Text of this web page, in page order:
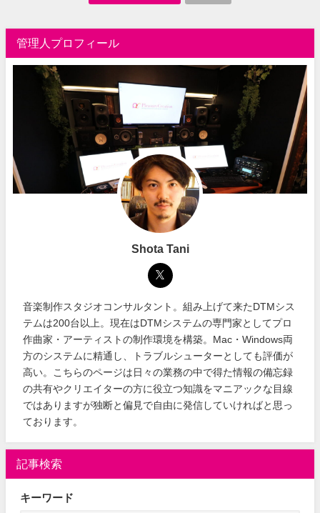
管理人プロフィール
Shota Tani
音楽制作スタジオコンサルタント。組み上げて来たDTMシス
テムは200台以上。現在はDTMシステムの専門家としてプロ
作曲家・アーティストの制作環境を構築。Mac・Windows両
方のシステムに精通し、トラブルシューターとしても評価が
高い。こちらのページは日々の業務の中で得た情報の備忘録
の共有やクリエイターの方に役立つ知識をマニアックな目線
ではありますが独断と偏見で自由に発信していければと思っ
ております。
記事検索
キーワード